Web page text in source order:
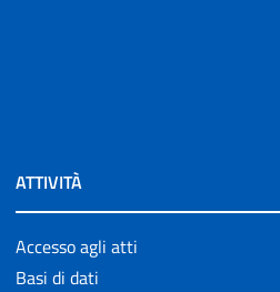
ATTIVITÀ
Accesso agli atti
Basi di dati